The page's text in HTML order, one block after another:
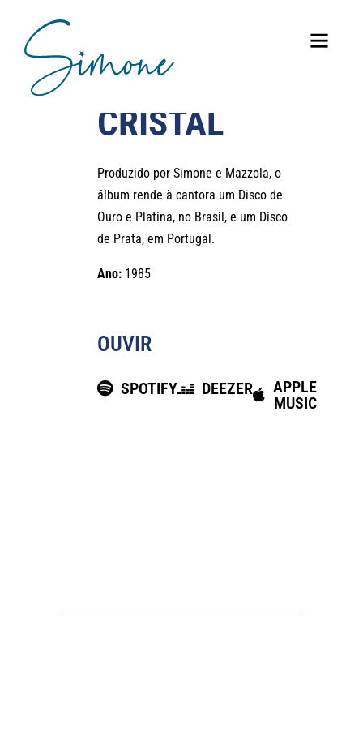
CRISTAL
Produzido por Simone e Mazzola, o
álbum rende à cantora um Disco de
Ouro e Platina, no Brasil, e um Disco
de Prata, em Portugal.
Ano: 1985
OUVIR
SPOTIFY DEEZER
APPLE
MUSIC